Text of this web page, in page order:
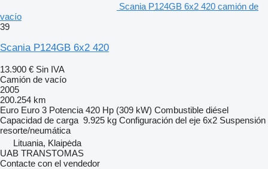
Scania P124GB 6x2 420 camión de
vacío
39
Scania P124GB 6x2 420
13.900 € Sin IVA
Camión de vacío
2005
200.254 km
Euro Euro 3 Potencia 420 Hp (309 kW) Combustible diésel
Capacidad de carga 9.925 kg Configuración del eje 6x2 Suspensión
resorte/neumática
Lituania, Klaipėda
UAB TRANSTOMAS
Contacte con el vendedor